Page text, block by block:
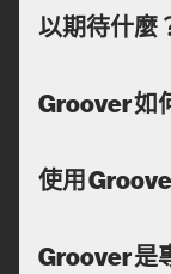
以期待什麼
Groover 如
使用
Groover 是